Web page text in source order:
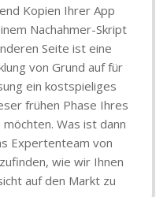
Kopien Ihrer App
Nachahmer-Skript
Seite ist eine
von Grund auf für
ein kostspieliges
frühen Phase Ihres
Was ist dann
Expertenteam von
wie wir Ihnen
auf den Markt zu